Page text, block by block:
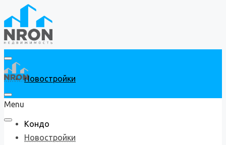
Новостройки
Кондо
Menu
Новостройки